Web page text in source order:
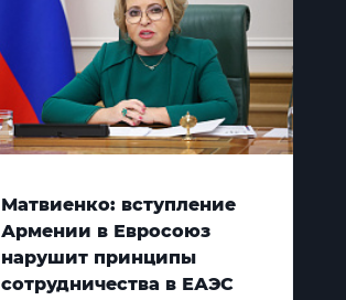
Матвиенко: вступление
Армении в Евросоюз
нарушит принципы
сотрудничества в ЕАЭС